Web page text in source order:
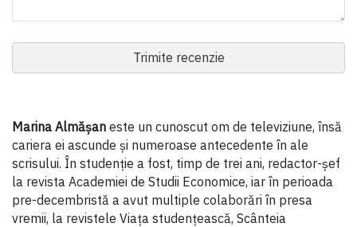
Trimite recenzie
Marina Almășan este un cunoscut om de televiziune, însă
cariera ei ascunde şi numeroase antecedente în ale
scrisului. În studenţie a fost, timp de trei ani, redactor-şef
la revista Academiei de Studii Economice, iar în perioada
pre-decembristă a avut multiple colaborări în presa
vremii, la revistele Viaţa studenţească, Scânteia